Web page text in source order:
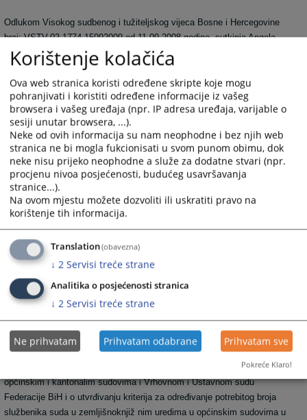
Odlukom Visokog sudbenog i tužiteljskog vijeca Bosne i Hercegovine
broj: VSTV-02-1774-15092009 od 11.09.2008.godine, sutkinja Angela
Petrovic imenovana je za redovitu sutkinju Kantonalnog suda Novi
Travnik, pocev od 15.10.2008.godine.
Odlukom Visokog sudbenog i tužiteljskog vijeca Bosne i Hercegovine
broj: VSTV-02-0605-16032009 od 12.03.2008.godine, Mehmedalija
Huseinovic imenovan je za dodatnog suca Kantonalnog suda Novi
Travnik, pocev od 01.05.2009.godine.
Odlukom Visokog sudbenog i tužiteljskog vijeca Bosne i Hercegovine
broj: 04-02-9564/09 od 17.12.2009.godine, odobreno je povecanje broja
redovitih sudaca u Kantonalnom sudu Novi Travnik sa dosadašnjih
deset (10) za još dva suca, tako da ce sada ukupan broj redovitih
sudaca biti dvanaest (12).
Pravilnik o unutarnjem ustrojstvu i sistematizaciji radnih mjesta
Kantonalnog suda Novi Travnik usuglašen je sa Zakonom o državnoj
službi u Federaciji BiH i Zakonom o namještenicima u tijelima državne
službe u Federaciji BiH, i na isti je data suglasnost od strane Federalne
ministrice pravde. Pravilnikom je omogućen prijem u ovaj sud stručnih
suradnika i ostalog administrativno tehničkog osoblja na određeno
vrijeme i po osnovu ugovora, a radi rješavanja zaostalih predmeta.
Kako je dana 03.12.2009. godine stupio na snagu novi Pravilnik o
utvrđivanju kriterija za određivanje potrebitog broja službenika suda u
općinskim i kantonalim sudovima i Vrhovnom i Ustavnom sudu
Federacije BiH i o utvrđivanju kriterija za određivanje potrebitog broja
službenika suda u zemljišnoknjiž nim uredima u općinskim sudovima u
Korištenje kolačića
Ova web stranica koristi određene skripte koje mogu
pohranjivati i koristiti određene informacije iz vašeg
browsera i vašeg uređaja (npr. IP adresa uređaja, varijable o
sesiji unutar browsera, ...).
Neke od ovih informacija su nam neophodne i bez njih web
stranica ne bi mogla fukcionisati u svom punom obimu, dok
neke nisu prijeko neophodne a služe za dodatne stvari (npr.
procjenu nivoa posjećenosti, budućeg usavršavanja
stranice...).
Na ovom mjestu možete dozvoliti ili uskratiti pravo na
korištenje tih informacija.
Translation(obavezna)
↓ 2 Servisi treće strane
Analitika o posjećenosti stranica
↓ 2 Servisi treće strane
Ne prihvatam Prihvatam odabrane Prihvatam sve
Pokreće Klaro!